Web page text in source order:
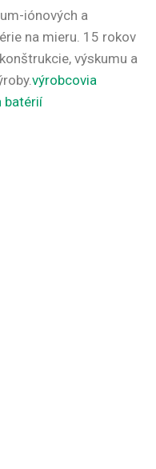
iónových a
na mieru. 15 rokov
výskumu a
výrobcovia
batérií